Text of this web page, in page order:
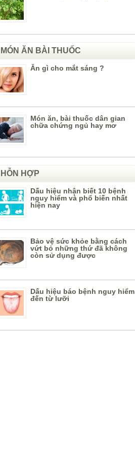
MÓN ĂN BÀI THUỐC
Ăn gì cho mắt sáng ?
Món ăn, bài thuốc dân gian
chữa chứng ngủ hay mơ
HỖN HỢP
Dấu hiệu nhận biết 10 bệnh
nguy hiểm và phổ biến nhất
hiện nay
Bảo vệ sức khỏe bằng cách
vứt bỏ những thứ đã không
còn sử dụng được
Dấu hiệu báo bệnh nguy hiểm
đến từ lưỡi